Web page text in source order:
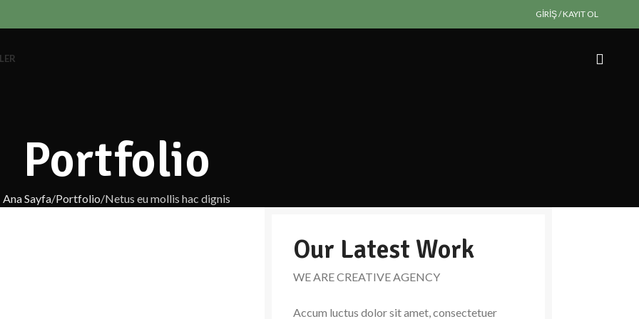
GIRIŞ / KAYIT OL
Portfolio
Ana Sayfa Portfolio Netus eu mollis hac dignis
Our Latest Work
WE ARE CREATIVE AGENCY
Accum luctus dolor sit amet, consectetuer